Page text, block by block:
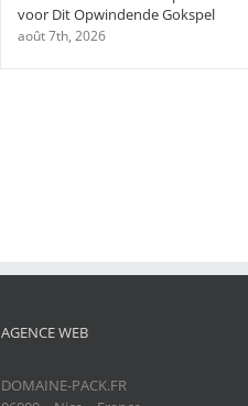
voor Dit Opwindende Gokspel
août 7th, 2026
AGENCE WEB
DOMAINE-PACK.FR